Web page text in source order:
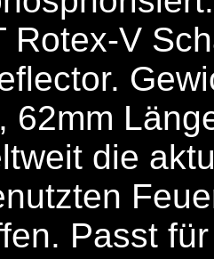
Rotex-V
62mm
die
Passt